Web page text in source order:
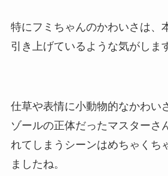
特にフミちゃんのかわいさは、
引き上げているような気がしま
仕草や表情に小動物的なかわい
ゾールの正体だったマスターさ
れてしまうシーンはめちゃくち
ましたね。